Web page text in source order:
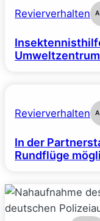
Revierverhalten
Revierverhalten
In der
Rundflüge